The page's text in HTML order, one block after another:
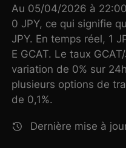
Au 05/04/2026 à
0 JPY, ce qui signifie
JPY. En temps réel, 1
E GCAT. Le taux
variation de 0% sur
plusieurs options de
de 0,1%.
Dernière mise à